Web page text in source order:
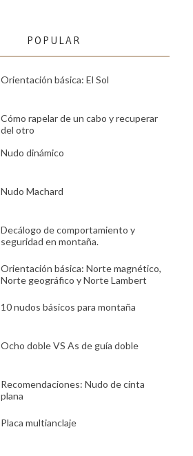
POPULAR
Orientación básica: El Sol
Cómo rapelar de un cabo y recuperar
del otro
Nudo dinámico
Nudo Machard
Decálogo de comportamiento y
seguridad en montaña.
Orientación básica: Norte magnético,
Norte geográfico y Norte Lambert
10 nudos básicos para montaña
Ocho doble VS As de guía doble
Recomendaciones: Nudo de cinta
plana
Placa multianclaje